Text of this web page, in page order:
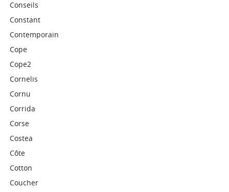
Conseils
Constant
Contemporain
Cope
Cope2
Cornelis
Cornu
Corrida
Corse
Costea
Côte
Cotton
Coucher